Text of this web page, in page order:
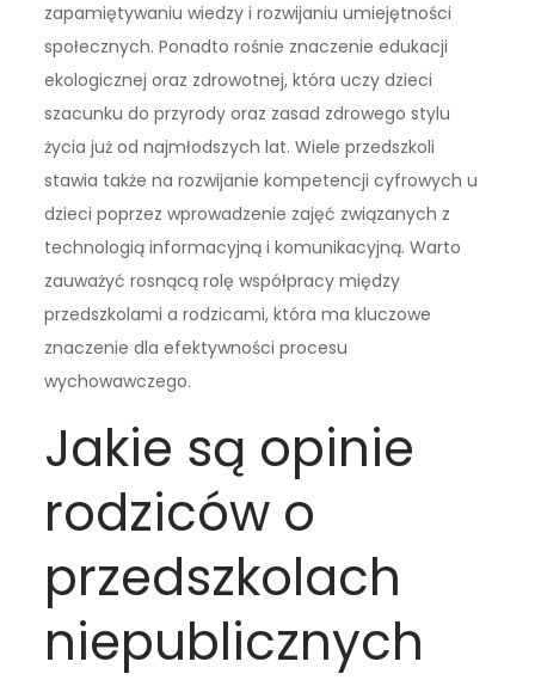
zapamiętywaniu wiedzy i rozwijaniu umiejętności
społecznych. Ponadto rośnie znaczenie edukacji
ekologicznej oraz zdrowotnej, która uczy dzieci
szacunku do przyrody oraz zasad zdrowego stylu
życia już od najmłodszych lat. Wiele przedszkoli
stawia także na rozwijanie kompetencji cyfrowych u
dzieci poprzez wprowadzenie zajęć związanych z
technologią informacyjną i komunikacyjną. Warto
zauważyć rosnącą rolę współpracy między
przedszkolami a rodzicami, która ma kluczowe
znaczenie dla efektywności procesu
wychowawczego.
Jakie są opinie
rodziców o
przedszkolach
niepublicznych